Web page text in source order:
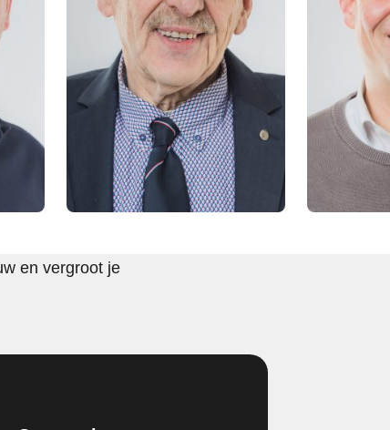
en vergroot je